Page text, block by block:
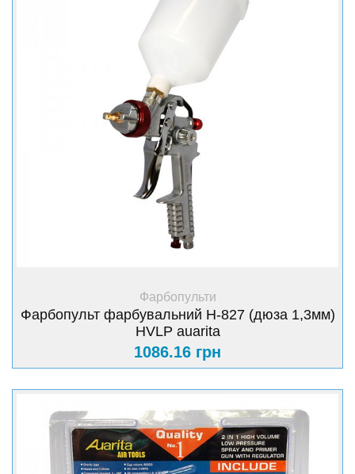
+ Купити
Фарбопульти
Фарбопульт фарбувальний H-827 (дюза 1,3мм)
HVLP auarita
1086.16 грн